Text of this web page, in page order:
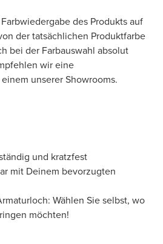
des Produkts auf
der tatsächlichen Produktfarbe
bei der Farbauswahl absolut
wir eine
unserer Showrooms.
und kratzfest
mit Deinem bevorzugten
Wählen Sie selbst, wo
möchten!